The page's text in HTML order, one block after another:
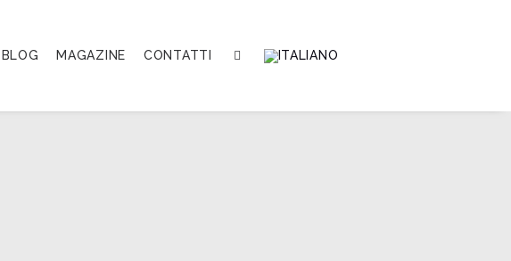
BLOG MAGAZINE CONTATTI